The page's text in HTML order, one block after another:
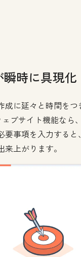
時に具現化
成に延々と時間をつ
ブサイト機能なら
要事項を入力すると
上がります。